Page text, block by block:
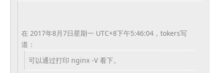
在 2017年8月7日星期一 UTC+8下午5:46:04，tokers写
道：
可以通过打印 nginx -V 看下。